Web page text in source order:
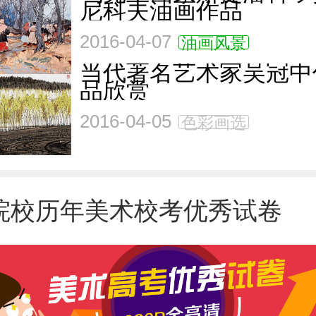
尼科夫油画作品
2016-04-07 油画风景
当代著名艺术家吴冠
品欣赏
2016-04-05 色彩画选
校历年美术校考优秀试卷